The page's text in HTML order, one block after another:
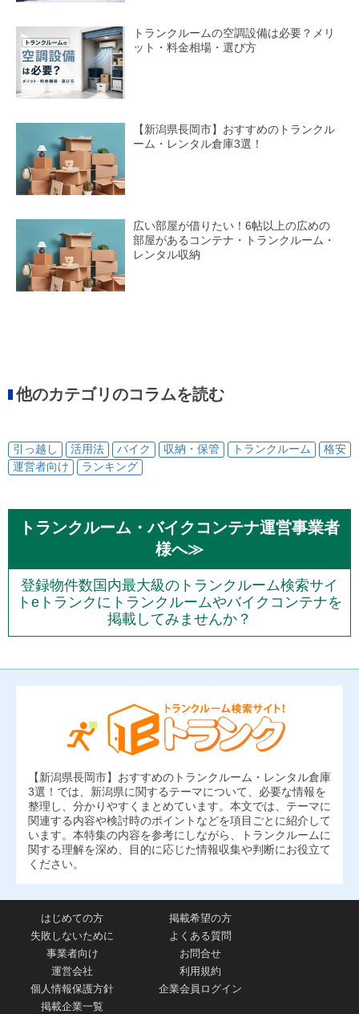
トランクルームの空調設備は必要？メリ
ット・料金相場・選び方
【新潟県長岡市】おすすめのトランクル
ーム・レンタル倉庫3選！
広い部屋が借りたい！6帖以上の広めの
部屋があるコンテナ・トランクルーム・
レンタル収納
他のカテゴリのコラムを読む
引っ越し 活用法 バイク 収納・保管 トランクルーム
格安
運営者向け
ランキング
トランクルーム・バイクコンテナ運営事業者
様へ≫
登録物件数国内最大級のトランクルーム検索サイ
トeトランクにトランクルームやバイクコンテナを
掲載してみませんか？
【新潟県長岡市】おすすめのトランクルーム・レンタル倉庫
3選！では、新潟県に関するテーマについて、必要な情報を
整理し、分かりやすくまとめています。本文では、テーマに
関連する内容や検討時のポイントなどを項目ごとに紹介して
います。本特集の内容を参考にしながら、トランクルームに
関する理解を深め、目的に応じた情報収集や判断にお役立て
ください。
はじめての方
掲載希望の方
失敗しないために
よくある質問
事業者向け
お問合せ
運営会社
利用規約
個人情報保護方針
企業会員ログイン
掲載企業一覧